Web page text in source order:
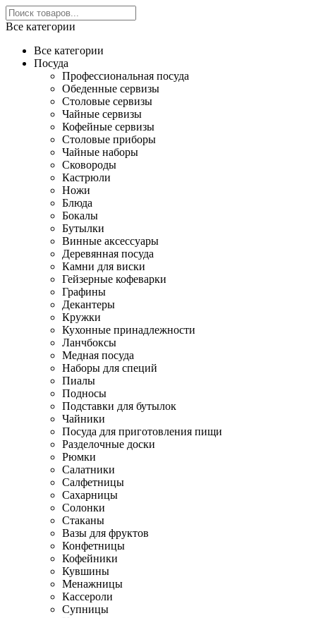
Все категории
Все категории
Посуда
Профессиональная посуда
Обеденные сервизы
Столовые сервизы
Чайные сервизы
Кофейные сервизы
Столовые приборы
Чайные наборы
Сковороды
Кастрюли
Ножи
Блюда
Бокалы
Бутылки
Винные аксессуары
Деревянная посуда
Камни для виски
Гейзерные кофеварки
Графины
Декантеры
Кружки
Кухонные принадлежности
Ланчбоксы
Медная посуда
Наборы для специй
Пиалы
Подносы
Подставки для бутылок
Чайники
Посуда для приготовления пищи
Разделочные доски
Рюмки
Салатники
Салфетницы
Сахарницы
Солонки
Стаканы
Вазы для фруктов
Конфетницы
Кофейники
Кувшины
Менажницы
Кассероли
Супницы